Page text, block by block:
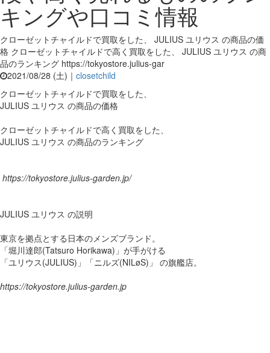
キングや口コミ情報
クローゼットチャイルドで買取をした、 JULIUS ユリウス の商品の価
格 クローゼットチャイルドで高く買取をした、 JULIUS ユリウス の商
品のランキング https://tokyostore.julius-gar
2021/08/28 (土)｜ closetchild
クローゼットチャイルドで買取をした、
JULIUS ユリウス の商品の価格
クローゼットチャイルドで高く買取をした、
JULIUS ユリウス の商品のランキング
https://tokyostore.julius-garden.jp/
JULIUS ユリウス の説明
東京を拠点とする日本のメンズブランド。
「堀川達郎(Tatsuro Horikawa)」が手がける
「ユリウス(JULIUS)」「ニルズ(NILøS)」 の旗艦店。
https://tokyostore.julius-garden.jp